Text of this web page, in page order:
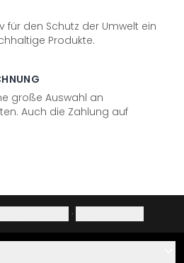
für den Schutz der Umwelt ein
Produkte.
große Auswahl an
Auch die Zahlung auf
·